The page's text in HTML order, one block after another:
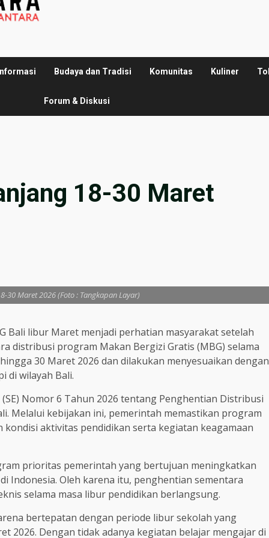
Budaya dan Tradisi Komunitas Kuliner
Forum & Diskusi
18-30 Maret
30 Maret 2026 (Foto : Tangkapan Layar)
Bali libur Maret menjadi perhatian masyarakat setelah
distribusi program Makan Bergizi Gratis (MBG) selama
30 Maret 2026 dan dilakukan menyesuaikan dengan
di wilayah Bali.
Nomor 6 Tahun 2026 tentang Penghentian Distribusi
Melalui kebijakan ini, pemerintah memastikan program
aktivitas pendidikan serta kegiatan keagamaan
prioritas pemerintah yang bertujuan meningkatkan
Indonesia. Oleh karena itu, penghentian sementara
selama masa libur pendidikan berlangsung.
bertepatan dengan periode libur sekolah yang
2026. Dengan tidak adanya kegiatan belajar mengajar di